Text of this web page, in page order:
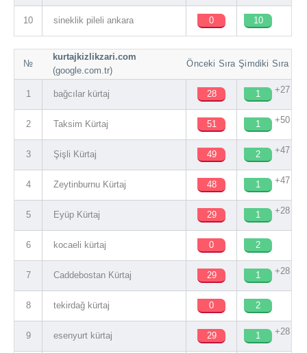
10 sineklik pileli ankara 0 10
№
kurtajkizlikzari.com
(google.com.tr)
Önceki Sıra Şimdiki Sıra
1 bağcılar kürtaj 28 1 +27
2 Taksim Kürtaj 51 1 +50
3 Şişli Kürtaj 49 2 +47
4 Zeytinburnu Kürtaj 48 1 +47
5 Eyüp Kürtaj 29 1 +28
6 kocaeli kürtaj 0 2
7 Caddebostan Kürtaj 29 1 +28
8 tekirdağ kürtaj 0 2
9 esenyurt kürtaj 29 1 +28